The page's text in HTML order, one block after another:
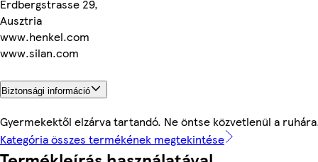
Erdbergstrasse 29,
Ausztria
www.henkel.com
www.silan.com
Biztonsági információ
Gyermekektől elzárva tartandó. Ne öntse közvetlenül a
Kategória összes termékének megtekintése